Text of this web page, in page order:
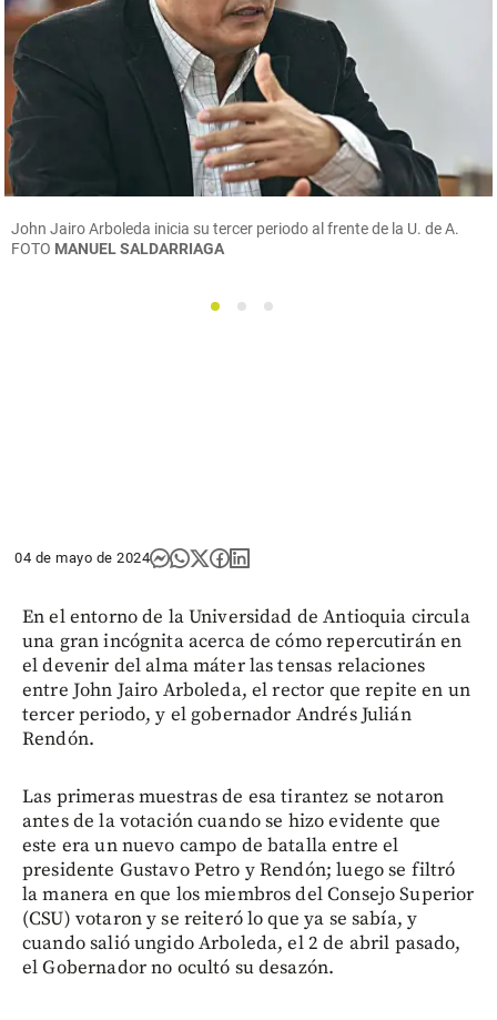
John Jairo Arboleda inicia su tercer periodo al frente de la U. de A.
FOTO MANUEL SALDARRIAGA
1 2 3
04 de mayo de 2024
En el entorno de la Universidad de Antioquia circula
una gran incógnita acerca de cómo repercutirán en
el devenir del alma máter las tensas relaciones
entre John Jairo Arboleda, el rector que repite en un
tercer periodo, y el gobernador Andrés Julián
Rendón.
Las primeras muestras de esa tirantez se notaron
antes de la votación cuando se hizo evidente que
este era un nuevo campo de batalla entre el
presidente Gustavo Petro y Rendón; luego se filtró
la manera en que los miembros del Consejo Superior
(CSU) votaron y se reiteró lo que ya se sabía, y
cuando salió ungido Arboleda, el 2 de abril pasado,
el Gobernador no ocultó su desazón.